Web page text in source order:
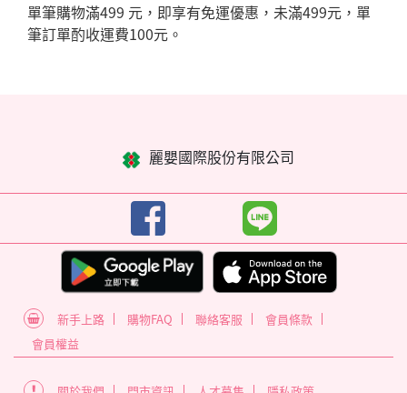
單筆購物滿499 元，即享有免運優惠，未滿499元，單
筆訂單酌收運費100元。
麗嬰國際股份有限公司
新手上路 購物FAQ 聯絡客服
會員條款
會員權益